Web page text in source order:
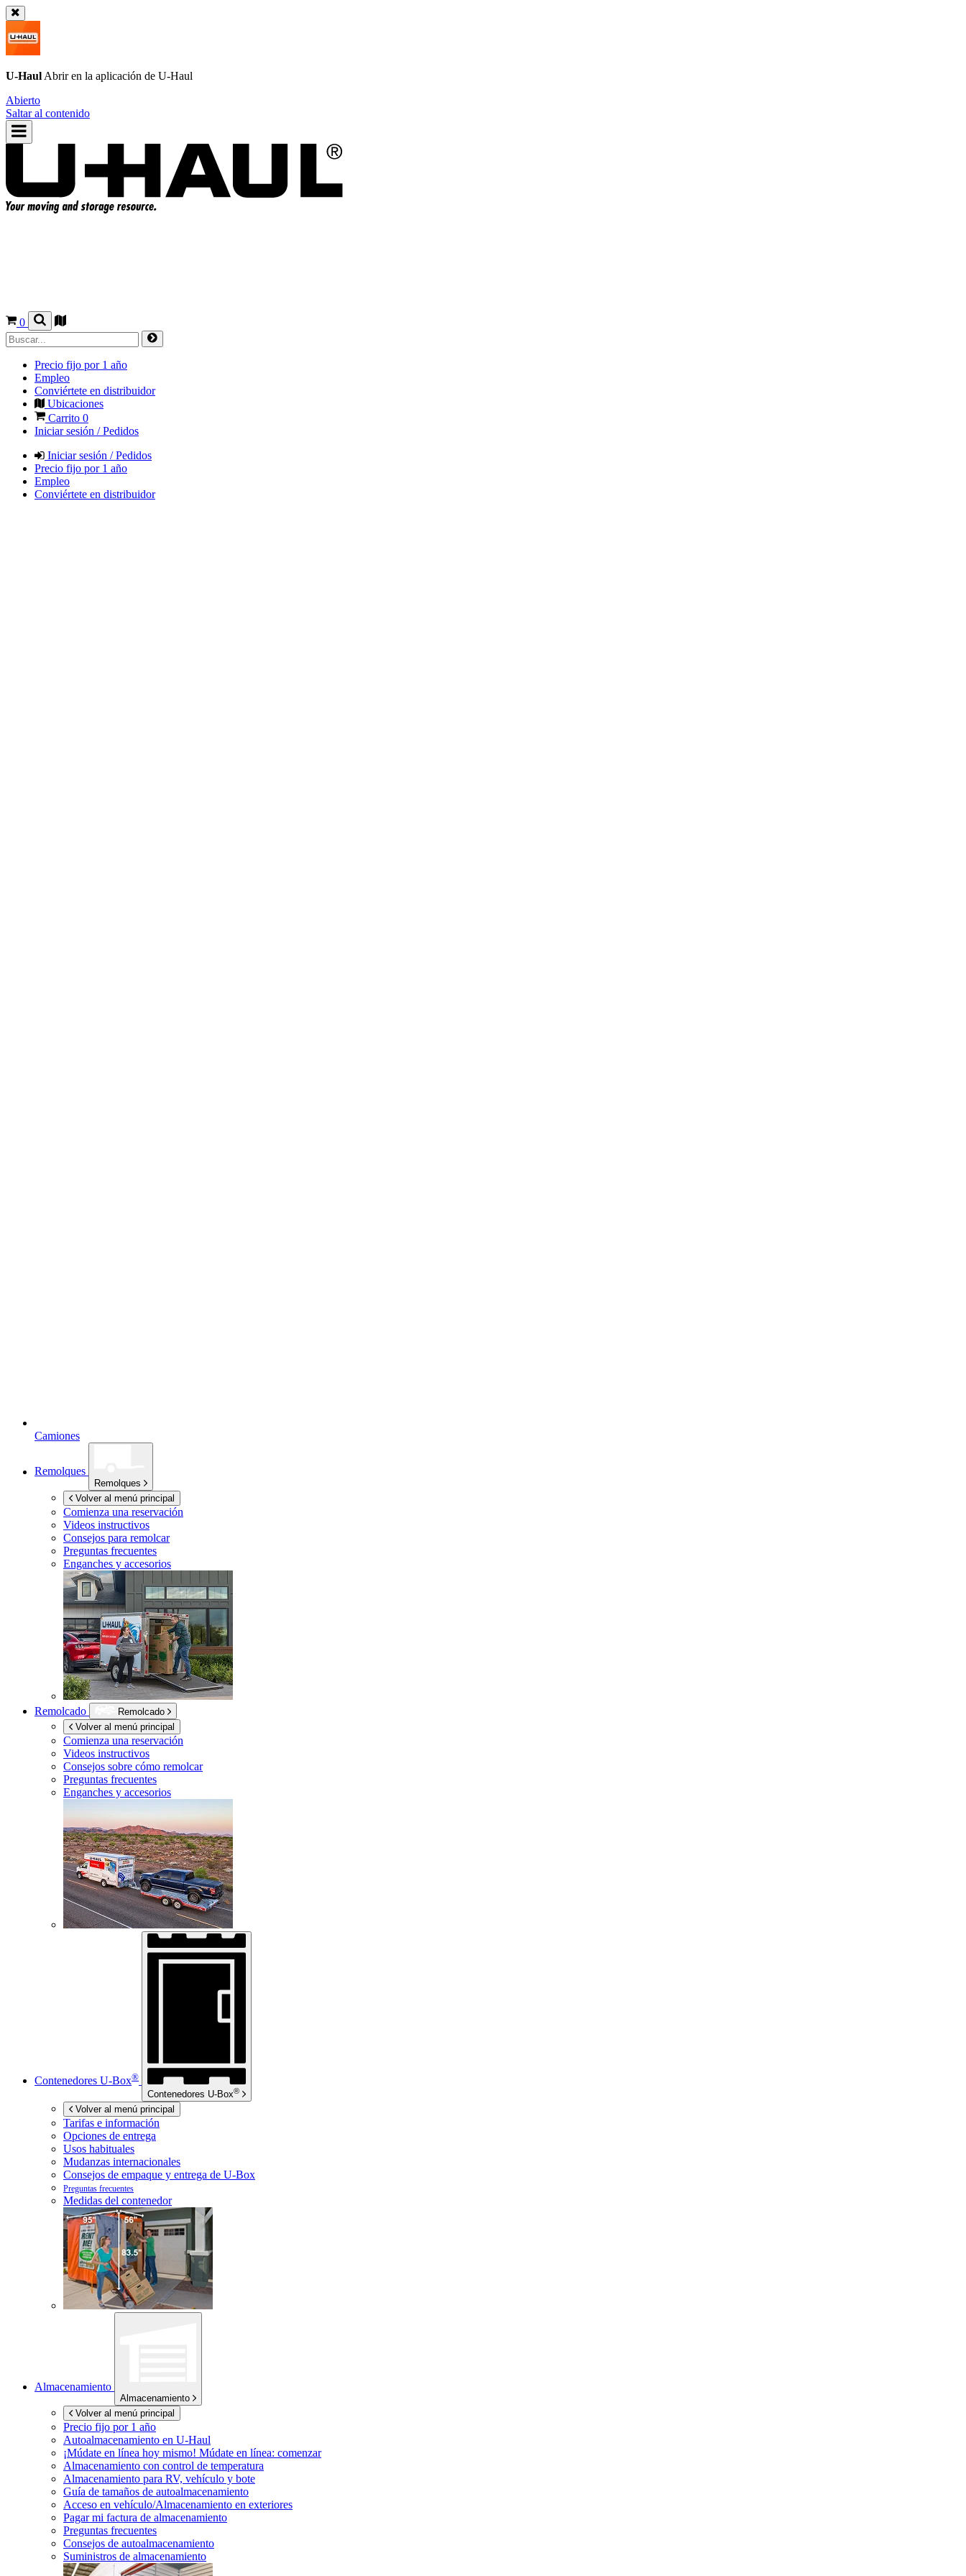
U-Haul Abrir en la aplicación de U-Haul
Abierto
Saltar al contenido
0
Precio fijo por 1 año
Empleo
Conviértete en distribuidor
Ubicaciones
Carrito 0
Iniciar sesión / Pedidos
Iniciar sesión / Pedidos
Precio fijo por 1 año
Empleo
Conviértete en distribuidor
Camiones
Remolques
Remolques
Volver al menú principal
Comienza una reservación
Videos instructivos
Consejos para remolcar
Preguntas frecuentes
Enganches y accesorios
Remolcado
Remolcado
Volver al menú principal
Comienza una reservación
Videos instructivos
Consejos sobre cómo remolcar
Preguntas frecuentes
Enganches y accesorios
Contenedores U-Box®
Contenedores U-Box®
Volver al menú principal
Tarifas e información
Opciones de entrega
Usos habituales
Mudanzas internacionales
Consejos de empaque y entrega de U-Box
Preguntas frecuentes
Medidas del contenedor
Almacenamiento
Almacenamiento
Volver al menú principal
Precio fijo por 1 año
Autoalmacenamiento en U-Haul
¡Múdate en línea hoy mismo! Múdate en línea: comenzar
Almacenamiento con control de temperatura
Almacenamiento para RV, vehículo y bote
Guía de tamaños de autoalmacenamiento
Acceso en vehículo/Almacenamiento en exteriores
Pagar mi factura de almacenamiento
Preguntas frecuentes
Consejos de autoalmacenamiento
Suministros de almacenamiento